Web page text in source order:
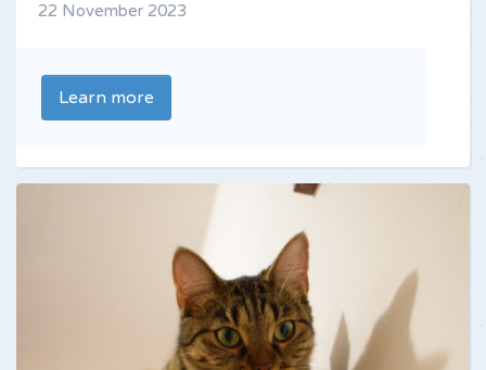
22 November 2023
Learn more